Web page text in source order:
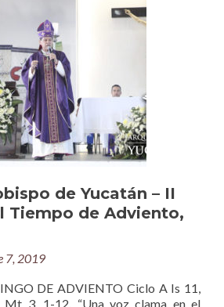
de Yucatán – II
Tiempo de Adviento,
7, 2019
DE ADVIENTO Ciclo A Is 11,
3, 1-12. “Una voz clama en el